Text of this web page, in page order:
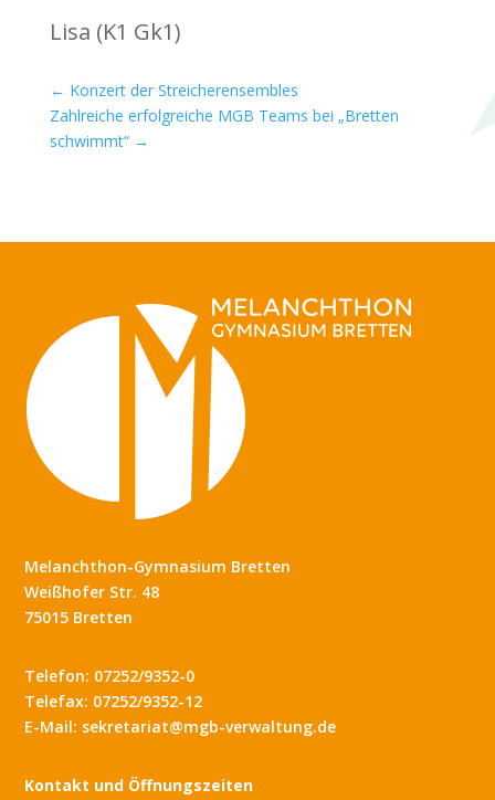
Lisa (K1 Gk1)
← Konzert der Streicherensembles
Zahlreiche erfolgreiche MGB Teams bei „Bretten
schwimmt“→
Melanchthon-Gymnasium Bretten
Weißhofer Str. 48
75015 Bretten
Telefon: 07252/9352-0
Telefax: 07252/9352-12
E-Mail: sekretariat@mgb-verwaltung.de
Kontakt und Öffnungszeiten